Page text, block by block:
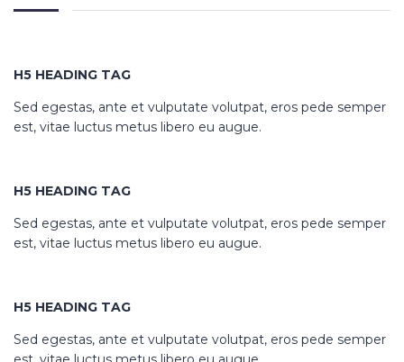
H5 HEADING TAG
Sed egestas, ante et vulputate volutpat, eros pede semper
est, vitae luctus metus libero eu augue.
H5 HEADING TAG
Sed egestas, ante et vulputate volutpat, eros pede semper
est, vitae luctus metus libero eu augue.
H5 HEADING TAG
Sed egestas, ante et vulputate volutpat, eros pede semper